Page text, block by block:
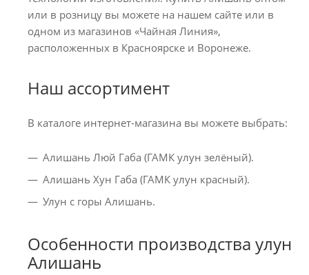
или в розницу вы можете на нашем сайте или в
одном из магазинов «Чайная Линия»,
расположенных в Красноярске и Воронеже.
Наш ассортимент
В каталоге интернет-магазина вы можете выбрать:
Алишань Люй Габа (ГАМК улун зелёный).
Алишань Хун Габа (ГАМК улун красный).
Улун с горы Алишань.
Особенности производства улун
Алишань